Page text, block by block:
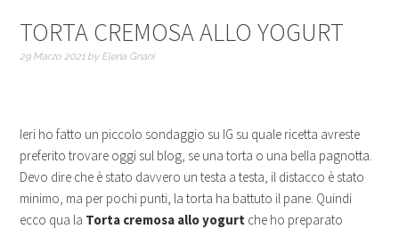
TORTA CREMOSA ALLO YOGURT
29 Marzo 2021by Elena Gnani
Ieri ho fatto un piccolo sondaggio su IG su quale ricetta avreste
preferito trovare oggi sul blog, se una torta o una bella pagnotta.
Devo dire che è stato davvero un testa a testa, il distacco è stato
minimo, ma per pochi punti, la torta ha battuto il pane. Quindi
ecco qua la Torta cremosa allo yogurt che ho preparato